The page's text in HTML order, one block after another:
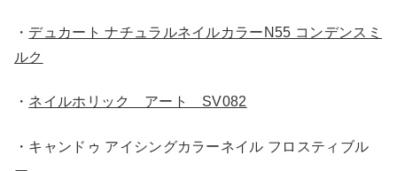
・ デュカート ナチュラルネイルカラーN55 コンデンスミ
ルク
・ ネイルホリック アート SV082
・キャンドゥ アイシングカラーネイル フロスティブル